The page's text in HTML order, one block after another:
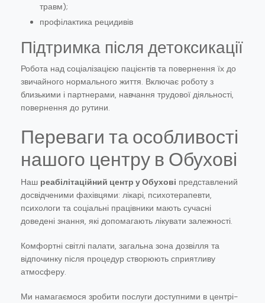
травм);
профілактика рецидивів
Підтримка після детоксикації
Робота над соціалізацією пацієнтів та повернення їх до
звичайного нормального життя. Включає роботу з
близькими і партнерами, навчання трудової діяльності,
повернення до рутини.
Переваги та особливості
нашого центру в Обухові
Наш реабілітаційний центр у Обухові представлений
досвідченими фахівцями: лікарі, психотерапевти,
психологи та соціальні працівники мають сучасні
доведені знання, які допомагають лікувати залежності.
Комфортні світлі палати, загальна зона дозвілля та
відпочинку після процедур створюють сприятливу
атмосферу.
Ми намагаємося зробити послуги доступними в центрі-